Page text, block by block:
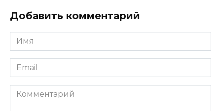
Добавить комментарий
Имя
*
Email
*
Комментарий